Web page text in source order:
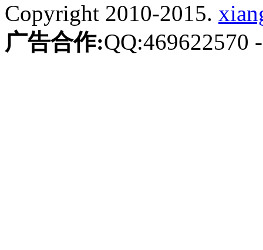
Copyright 2010-2015.
广告合作:QQ:469622570